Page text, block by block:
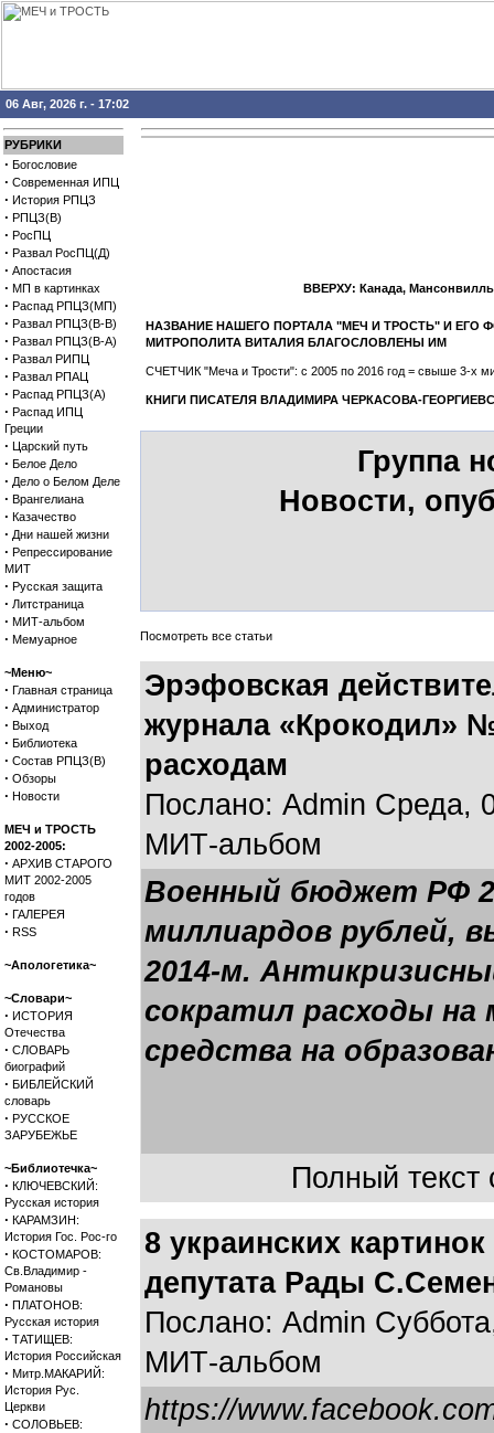
06 Авг, 2026 г. - 17:02
РУБРИКИ
· Богословие
· Современная ИПЦ
· История РПЦЗ
· РПЦЗ(В)
· РосПЦ
· Развал РосПЦ(Д)
· Апостасия
· МП в картинках
· Распад РПЦЗ(МП)
· Развал РПЦЗ(В-В)
· Развал РПЦЗ(В-А)
· Развал РИПЦ
· Развал РПАЦ
· Распад РПЦЗ(А)
· Распад ИПЦ
Греции
· Царский путь
· Белое Дело
· Дело о Белом Деле
· Врангелиана
· Казачество
· Дни нашей жизни
· Репрессирование
МИТ
· Русская защита
· Литстраница
· МИТ-альбом
· Мемуарное
~Меню~
· Главная страница
· Администратор
· Выход
· Библиотека
· Состав РПЦЗ(В)
· Обзоры
· Новости
МЕЧ и ТРОСТЬ
2002-2005:
· АРХИВ СТАРОГО
МИТ 2002-2005
годов
· ГАЛЕРЕЯ
· RSS
~Апологетика~
~Словари~
· ИСТОРИЯ
Отечества
· СЛОВАРЬ
биографий
· БИБЛЕЙСКИЙ
словарь
· РУССКОЕ
ЗАРУБЕЖЬЕ
~Библиотечка~
· КЛЮЧЕВСКИЙ:
Русская история
· КАРАМЗИН:
История Гос. Рос-го
· КОСТОМАРОВ:
Св.Владимир -
Романовы
· ПЛАТОНОВ:
Русская история
· ТАТИЩЕВ:
История Российская
· Митр.МАКАРИЙ:
История Рус.
Церкви
· СОЛОВЬЕВ:
ВВЕРХУ: Канада,
НАЗВАНИЕ НАШЕГО ПОРТАЛА "МЕЧ И ТРОСТЬ" И
МИТРОПОЛИТА ВИТАЛИЯ БЛАГОСЛОВЛЕНЫ ИМ
СЧЕТЧИК "Меча и Трости": с 2005 по 2016 год = свыше 3-х
КНИГИ ПИСАТЕЛЯ ВЛАДИМИРА ЧЕРКАСОВА-
Группа
Новости,
Посмотреть все статьи
Эрэфовская
журнала «Крокодил»
расходам
Послано: Admin Среда,
МИТ-альбом
Военный бюджет РФ
миллиардов рублей,
2014-м.
сократил расходы на
средства на
Полный текст
8 украинских
депутата Рады
Послано: Admin
МИТ-альбом
https://